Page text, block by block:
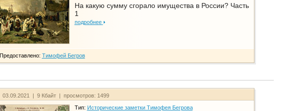
На какую сумму сгорало имущества в России? Часть
1
подробнее
Предоставлено: Тимофей Бегров
03.09.2021 | 9 Кбайт | просмотров: 1499
Тип: Исторические заметки Тимофея Бегрова